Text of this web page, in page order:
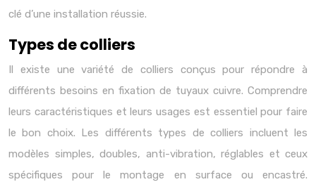
clé d’une installation réussie.
Types de colliers
Il existe une variété de colliers conçus pour répondre à
différents besoins en fixation de tuyaux cuivre. Comprendre
leurs caractéristiques et leurs usages est essentiel pour faire
le bon choix. Les différents types de colliers incluent les
modèles simples, doubles, anti-vibration, réglables et ceux
spécifiques pour le montage en surface ou encastré.